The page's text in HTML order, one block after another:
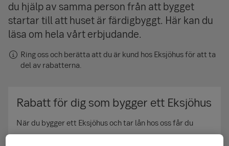
du hjälp av samma person från att bygget
startar till att huset är färdigbyggt. Här kan du
läsa om hela vårt erbjudande.
Ring oss och berätta att du är kund hos Eksjöhus för att ta
del av rabatterna.
Rabatt för dig som bygger ett Eksjöhus
När du bygger ett Eksjöhus och tar lån hos oss får du